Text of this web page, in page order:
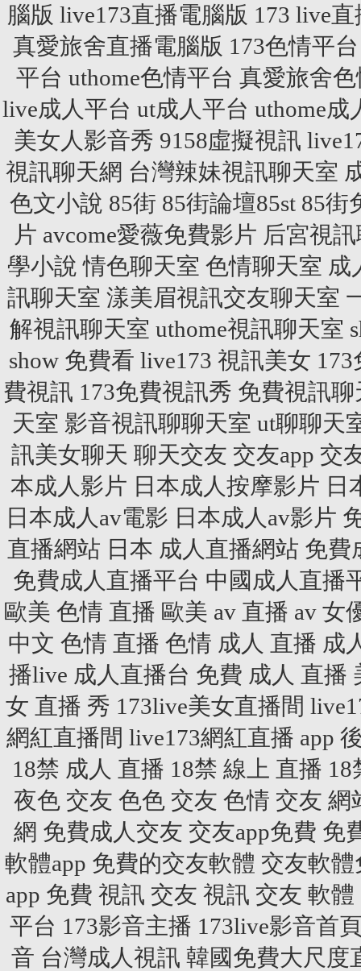
腦版 live173直播電腦版 173 live
真愛旅舍直播電腦版 173色情平台
平台 uthome色情平台 真愛旅舍
live成人平台 ut成人平台 uthome成
美女人影音秀 9158虛擬視訊
視訊聊天網 台灣辣妹視訊聊天室
色文小說 85街 85街論壇85st 85街
片 avcome愛薇免費影片 后宮視
學小說 情色聊天室 色情聊天室 成
訊聊天室 漾美眉視訊交友聊天室
解視訊聊天室 uthome視訊聊天室
show 免費看 live173 視訊美女
費視訊 173免費視訊秀 免費視訊聊
天室 影音視訊聊聊天室 ut聊聊天
訊美女聊天 聊天交友 交友app 交
本成人影片 日本成人按摩影片 日
日本成人av電影 日本成人av影片
直播網站 日本 成人直播網站 免費
免費成人直播平台 中國成人直播
歐美 色情 直播 歐美 av 直播 av 女
中文 色情 直播 色情 成人 直播 成
播live 成人直播台 免費 成人 直播
女 直播 秀 173live美女直播間
網紅直播間 live173網紅直播 app
18禁 成人 直播 18禁 線上 直播 18
夜色 交友 色色 交友 色情 交友 網
網 免費成人交友 交友app免費 免
軟體app 免費的交友軟體 交友軟體
app 免費 視訊 交友 視訊 交友 軟體
平台 173影音主播 173live影音首
音 台灣成人視訊 韓國免費大尺度